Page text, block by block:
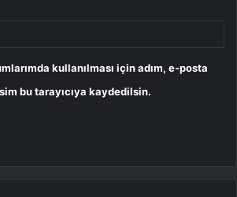
kullanılması için adım, e-posta
bu tarayıcıya kaydedilsin.